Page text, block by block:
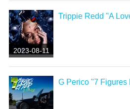
2023-08-11
Trippie Redd "A
G Perico "7 Figures